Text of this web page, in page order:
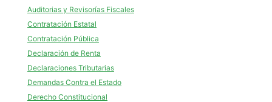
Auditorias y Revisorías Fiscales
Contratación Estatal
Contratación Pública
Declaración de Renta
Declaraciones Tributarias
Demandas Contra el Estado
Derecho Constitucional